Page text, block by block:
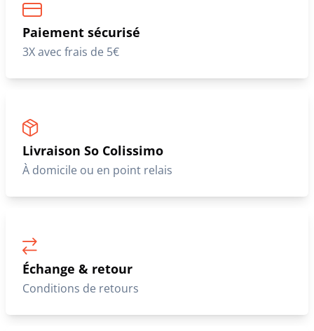
Paiement sécurisé
3X avec frais de 5€
Livraison So Colissimo
À domicile ou en point relais
Échange & retour
Conditions de retours